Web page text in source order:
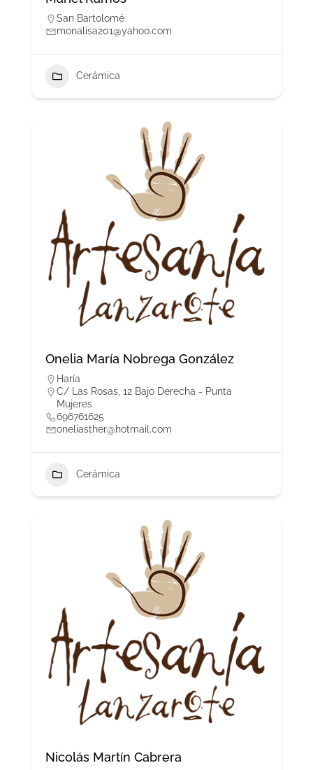
San Bartolomé
monalisa201@yahoo.com
Cerámica
Onelia María Nobrega González
Haría
C/ Las Rosas, 12 Bajo Derecha - Punta
Mujeres
696761625
oneliasther@hotmail.com
Cerámica
Nicolás Martín Cabrera